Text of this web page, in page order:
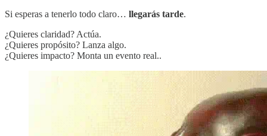
Si esperas a tenerlo todo claro… llegarás tarde.
¿Quieres claridad? Actúa.
¿Quieres propósito? Lanza algo.
¿Quieres impacto? Monta un evento real..